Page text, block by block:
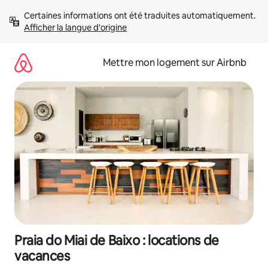
directement
Afficher la langue d'origine
Mettre mon logement sur Airbnb
Praia do Miai de Baixo : locations de
vacances